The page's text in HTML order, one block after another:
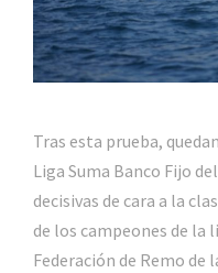
Tras esta prueba,
Liga Suma Banco Fijo
decisivas de cara a la
de los campeones de la
Federación de Remo de